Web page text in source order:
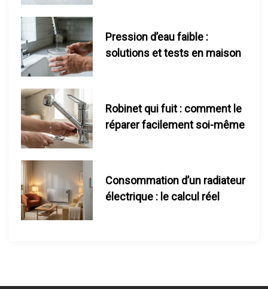
b
i
c
t
Pression d’eau faible :
solutions et tests en maison
Robinet qui fuit : comment le
réparer facilement soi-même
Consommation d’un radiateur
électrique : le calcul réel